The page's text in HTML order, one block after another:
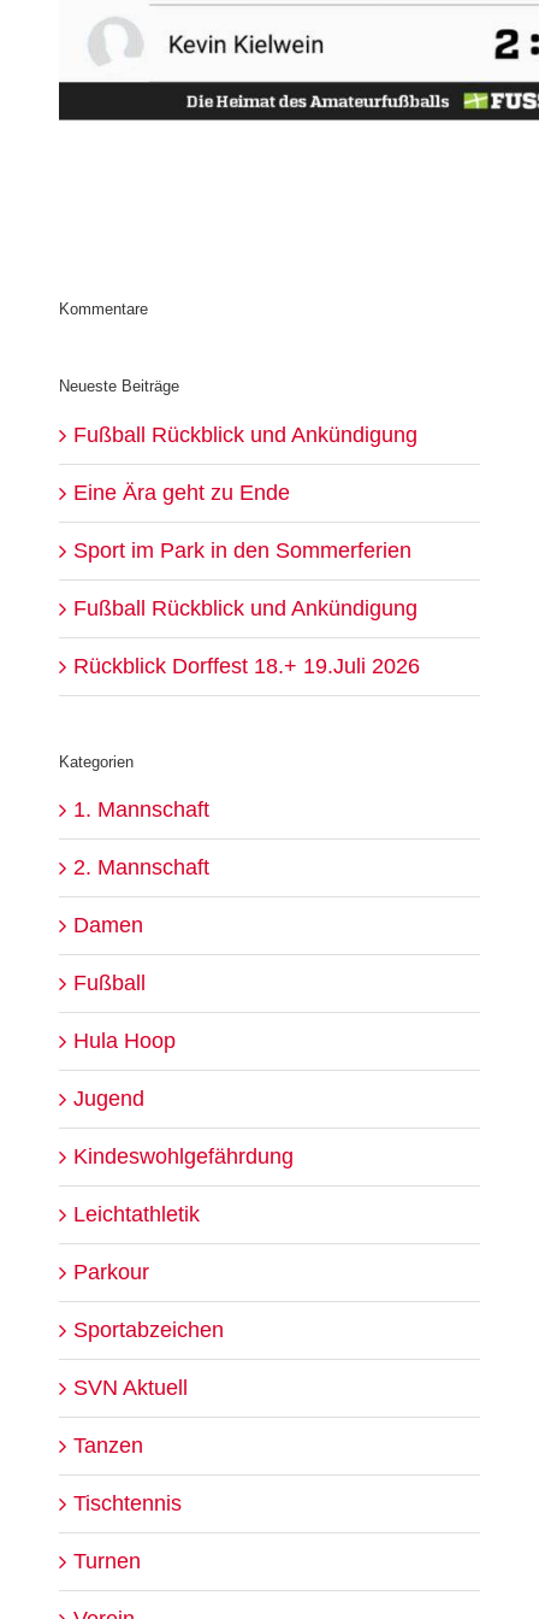
Kommentare
Neueste Beiträge
Fußball Rückblick und Ankündigung
Eine Ära geht zu Ende
Sport im Park in den Sommerferien
Fußball Rückblick und Ankündigung
Rückblick Dorffest 18.+ 19.Juli 2026
Kategorien
1. Mannschaft
2. Mannschaft
Damen
Fußball
Hula Hoop
Jugend
Kindeswohlgefährdung
Leichtathletik
Parkour
Sportabzeichen
SVN Aktuell
Tanzen
Tischtennis
Turnen